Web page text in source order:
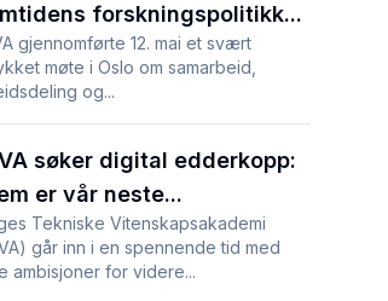
forskningspolitikk...
gjennomførte 12. mai et svært
møte i Oslo om samarbeid,
og...
søker digital edderkopp:
er vår neste...
Tekniske Vitenskapsakademi
går inn i en spennende tid med
ambisjoner for videre...